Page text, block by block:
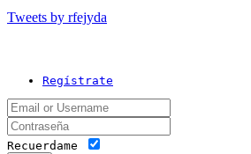
Tweets by rfejyda
Regístrate
Recuerdame